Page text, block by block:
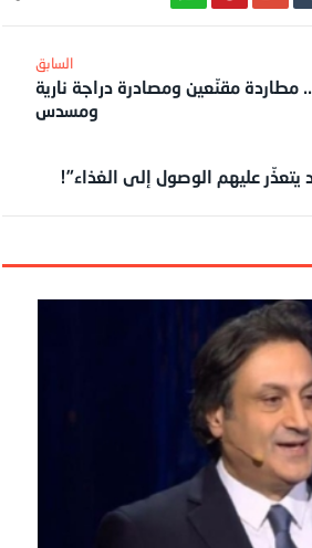
مقنّعين ومصادرة دراجة نارية
ومسدس
عليهم الوصول إلى الغذاء”!